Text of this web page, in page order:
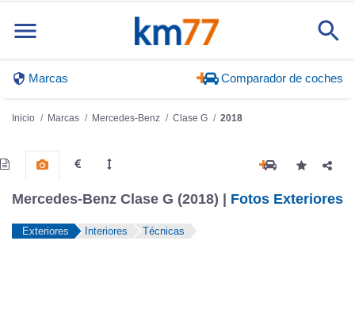
Marcas Comparador de coches
Inicio Marcas Mercedes-Benz Clase G 2018
Mercedes-Benz Clase G (2018) | Fotos Exteriores
Exteriores Interiores Técnicas